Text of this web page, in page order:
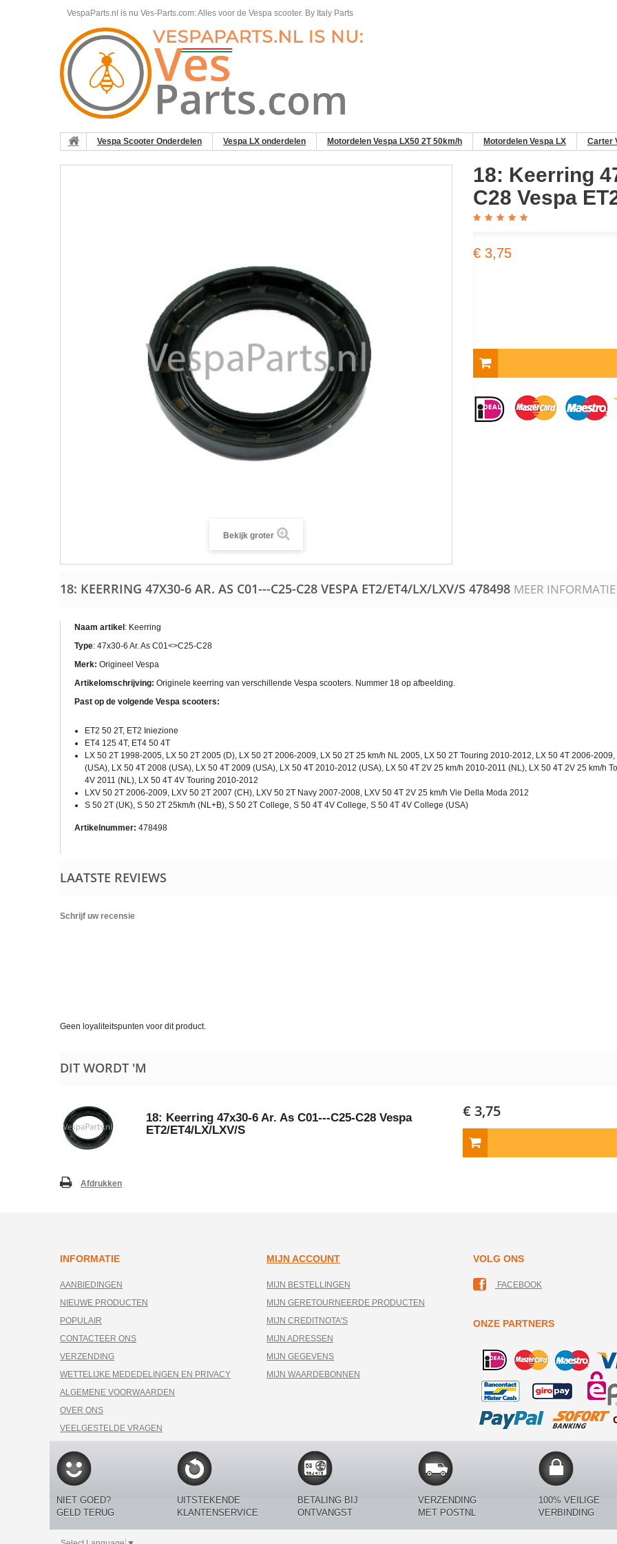
VespaParts.nl is nu Ves-Parts.com: Alles voor de Vespa scooter. By Italy Parts
Vespa Scooter Onderdelen Vespa LX onderdelen Motordelen Vespa LX50 2T 50km/h Motordelen Vespa LX Carter
Bekijk groter
18: Keerring
C28 Vespa
€ 3,75
18: KEERRING 47X30-6 AR. AS C01---C25-C28 VESPA ET2/ET4/LX/LXV/S 478498 MEER INFORMATIE
Naam artikel : Keerring
Type: 47x30-6 Ar. As C01<>C25-C28
Merk: Origineel Vespa
Artikelomschrijving: Originele keerring van verschillende Vespa scooters. Nummer 18 op afbeelding.
Past op de volgende Vespa scooters:
ET2 50 2T, ET2 Iniezione
ET4 125 4T, ET4 50 4T
LX 50 2T 1998-2005, LX 50 2T 2005 (D), LX 50 2T 2006-2009, LX 50 2T 25 km/h NL 2005, LX 50 2T Touring 2010-2012, LX 50 4T 2006-
(USA), LX 50 4T 2008 (USA), LX 50 4T 2009 (USA), LX 50 4T 2010-2012 (USA), LX 50 4T 2V 25 km/h 2010-2011 (NL), LX 50 4T 2V 25 km/h
4V 2011 (NL), LX 50 4T 4V Touring 2010-2012
LXV 50 2T 2006-2009, LXV 50 2T 2007 (CH), LXV 50 2T Navy 2007-2008, LXV 50 4T 2V 25 km/h Vie Della Moda 2012
S 50 2T (UK), S 50 2T 25km/h (NL+B), S 50 2T College, S 50 4T 4V College, S 50 4T 4V College (USA)
Artikelnummer: 478498
LAATSTE REVIEWS
Schrijf uw recensie
Geen loyaliteitspunten voor dit product.
DIT WORDT 'M
18: Keerring 47x30-6 Ar. As C01---C25-C28 Vespa
ET2/ET4/LX/LXV/S
€ 3,75
Afdrukken
INFORMATIE
AANBIEDINGEN
NIEUWE PRODUCTEN
POPULAIR
CONTACTEER ONS
VERZENDING
WETTELIJKE MEDEDELINGEN EN PRIVACY
ALGEMENE VOORWAARDEN
OVER ONS
VEELGESTELDE VRAGEN
MIJN ACCOUNT
MIJN BESTELLINGEN
MIJN GERETOURNEERDE PRODUCTEN
MIJN CREDITNOTA'S
MIJN ADRESSEN
MIJN GEGEVENS
MIJN WAARDEBONNEN
VOLG ONS
FACEBOOK
ONZE PARTNERS
NIET GOED?
GELD TERUG
UITSTEKENDE
KLANTENSERVICE
BETALING BIJ
ONTVANGST
VERZENDING
MET POSTNL
100% VEILIGE
VERBINDING